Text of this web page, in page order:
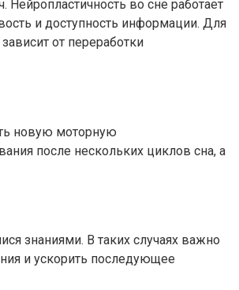
во сне работает
и доступность информации. Для
от переработки
новую моторную
после нескольких циклов сна, а
знаниями. В таких случаях важно
и ускорить последующее